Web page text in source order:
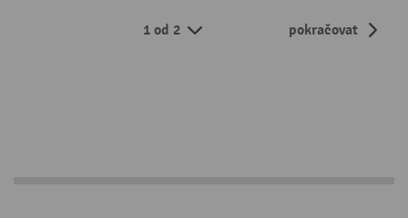
1 od 2 pokračovat